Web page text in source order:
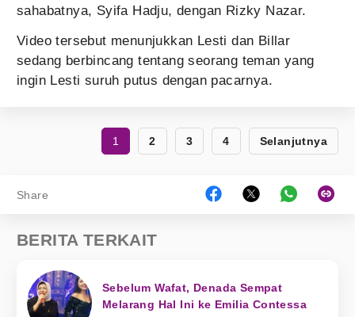
sahabatnya, Syifa Hadju, dengan Rizky Nazar.
Video tersebut menunjukkan Lesti dan Billar
sedang berbincang tentang seorang teman yang
ingin Lesti suruh putus dengan pacarnya.
1 2 3 4 Selanjutnya
Share
BERITA TERKAIT
Sebelum Wafat, Denada Sempat
Melarang Hal Ini ke Emilia Contessa